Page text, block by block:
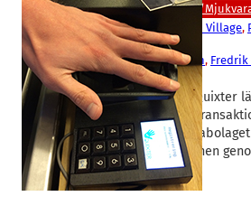
IT/Hårdvara IT/
Huawei
Medicon Village,
Quixter
Christer Bergman,
Tord Wingren
Betaltjänsten Quixter
kostnader för
hjulet för
att betala lunchen
handflatan.…